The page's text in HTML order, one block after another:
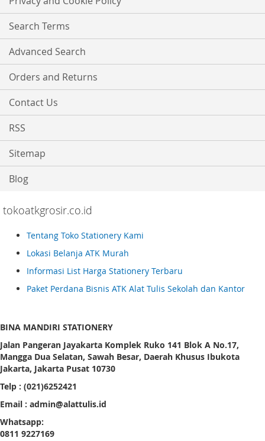
Newsletter:
Search Terms
Advanced Search
Orders and Returns
Contact Us
RSS
Sitemap
Blog
tokoatkgrosir.co.id
Tentang Toko Stationery Kami
Lokasi Belanja ATK Murah
Informasi List Harga Stationery Terbaru
Paket Perdana Bisnis ATK Alat Tulis Sekolah dan Kantor
BINA MANDIRI STATIONERY
Jalan Pangeran Jayakarta Komplek Ruko 141 Blok A No.17,
Mangga Dua Selatan, Sawah Besar, Daerah Khusus Ibukota
Jakarta, Jakarta Pusat 10730
Telp : (021)6252421
Email : admin@alattulis.id
Whatsapp:
0811 9227169